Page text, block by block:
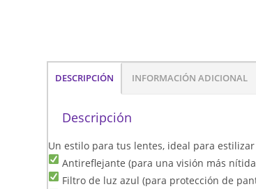
DESCRIPCIÓN INFORMACIÓN ADICIONAL
Descripción
Un estilo para tus lentes, ideal para
Antireflejante (para una visión más
Filtro de luz azul (para protección de